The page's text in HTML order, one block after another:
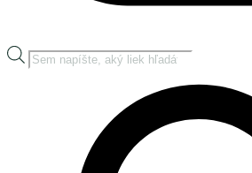
Products
search